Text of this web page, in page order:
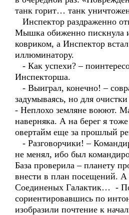
танк горит… танк
Инспектор раздраженно
Мышка обиженно пискнула
ковриком, а Инспектор
иллюминатору.
- Как успехи? –
Инспекторша.
- Выиграл, конечно! –
задумываясь, но для
- Неплохо земляне воюют.
наверняка. А на берег я
овертайм еще за прошлый
- Разговорчики! –
не менял, ибо был
База проверила – планету
внести в план посещений. А
Соединеных Галактик… -
сориентировавшись по
изобразили почтение к